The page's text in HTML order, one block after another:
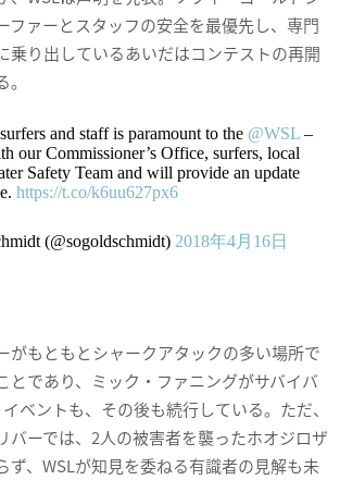
ファーとスタッフの安全を最優先し、専門
乗り出しているあいだはコンテストの再開
and staff is paramount to the @WSL–
our Commissioner’s Office, surfers, local
Safety Team and will provide an update
https://t.co/k6uu627px6
(@sogoldschmidt) 2018年4月16日
がもともとシャークアタックの多い場所で
とであり、ミック・ファニングがサバイバ
ベントも、その後も続行している。ただ、
バーでは、2人の被害者を襲ったホオジロザ
ず、WSLが知見を委ねる有識者の見解も未